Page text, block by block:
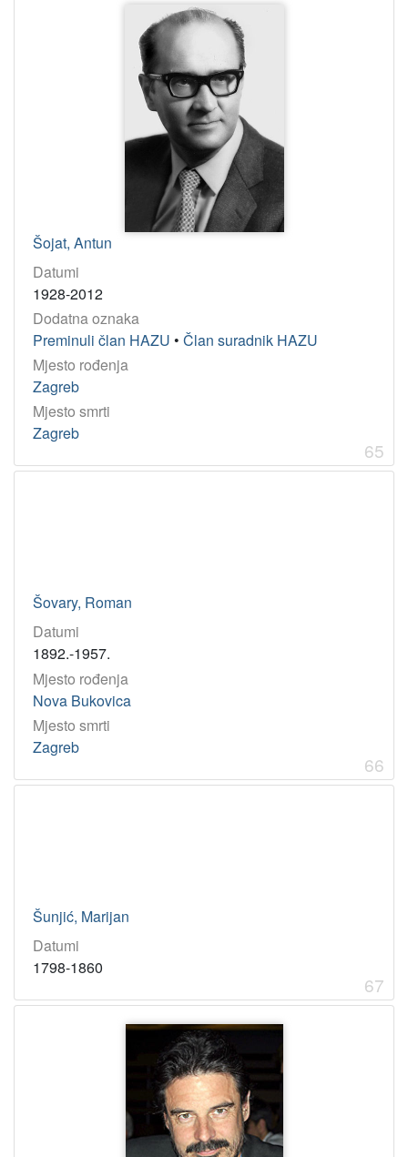
Šojat, Antun
Datumi
1928-2012
Dodatna oznaka
Preminuli član HAZU • Član suradnik HAZU
Mjesto rođenja
Zagreb
Mjesto smrti
Zagreb
65
Šovary, Roman
Datumi
1892.-1957.
Mjesto rođenja
Nova Bukovica
Mjesto smrti
Zagreb
66
Šunjić, Marijan
Datumi
1798-1860
67